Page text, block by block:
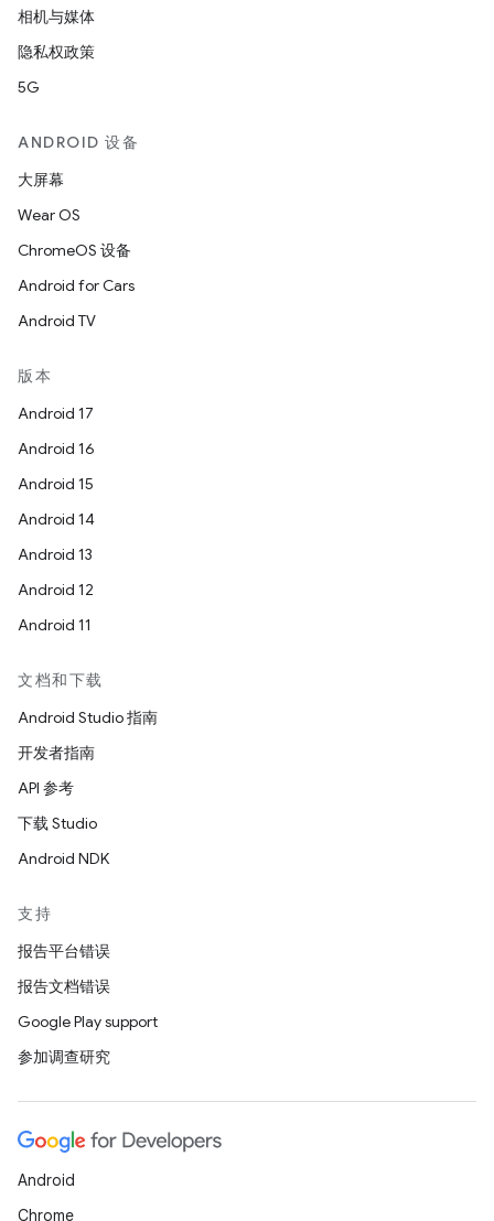
相机与媒体
隐私权政策
5G
ANDROID 设备
大屏幕
Wear OS
ChromeOS 设备
Android for Cars
Android TV
版本
Android 17
Android 16
Android 15
Android 14
Android 13
Android 12
Android 11
文档和下载
Android Studio 指南
开发者指南
API 参考
下载 Studio
Android NDK
支持
报告平台错误
报告文档错误
Google Play support
参加调查研究
Android
Chrome